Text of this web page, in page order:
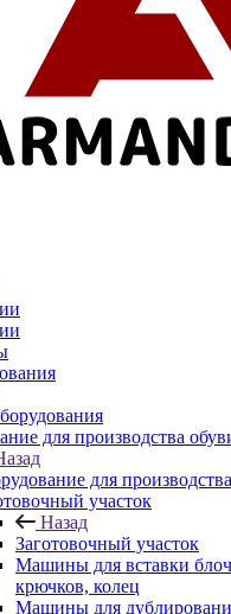
для производства
для
участок
Назад
Заготовочный участок
Машины для вставки
крючков, колец
Машины для